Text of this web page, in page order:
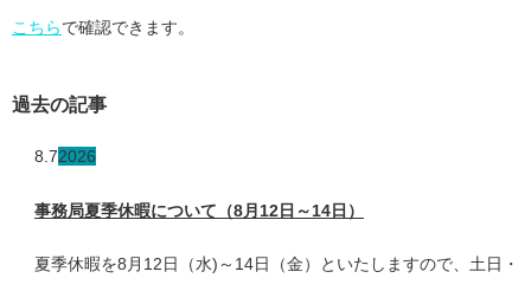
こちらで確認できます。
過去の記事
8.72026
事務局夏季休暇について（8月12日～14日）
夏季休暇を8月12日（水)～14日（金）といたしますので、土日・